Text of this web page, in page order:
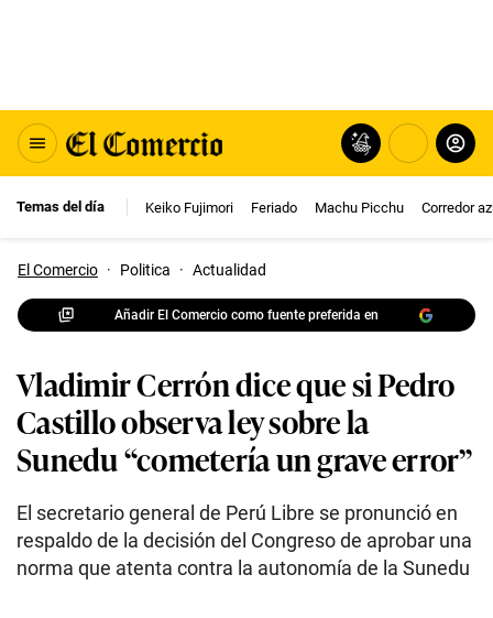
Temas del día Keiko Fujimori Feriado Machu Picchu Corredor
El Comercio · Politica · Actualidad
Añadir El Comercio como fuente preferida en
Vladimir Cerrón dice que si Pedro
Castillo observa ley sobre la
Sunedu “cometería un grave error”
El secretario general de Perú Libre se pronunció en
respaldo de la decisión del Congreso de aprobar una
norma que atenta contra la autonomía de la Sunedu